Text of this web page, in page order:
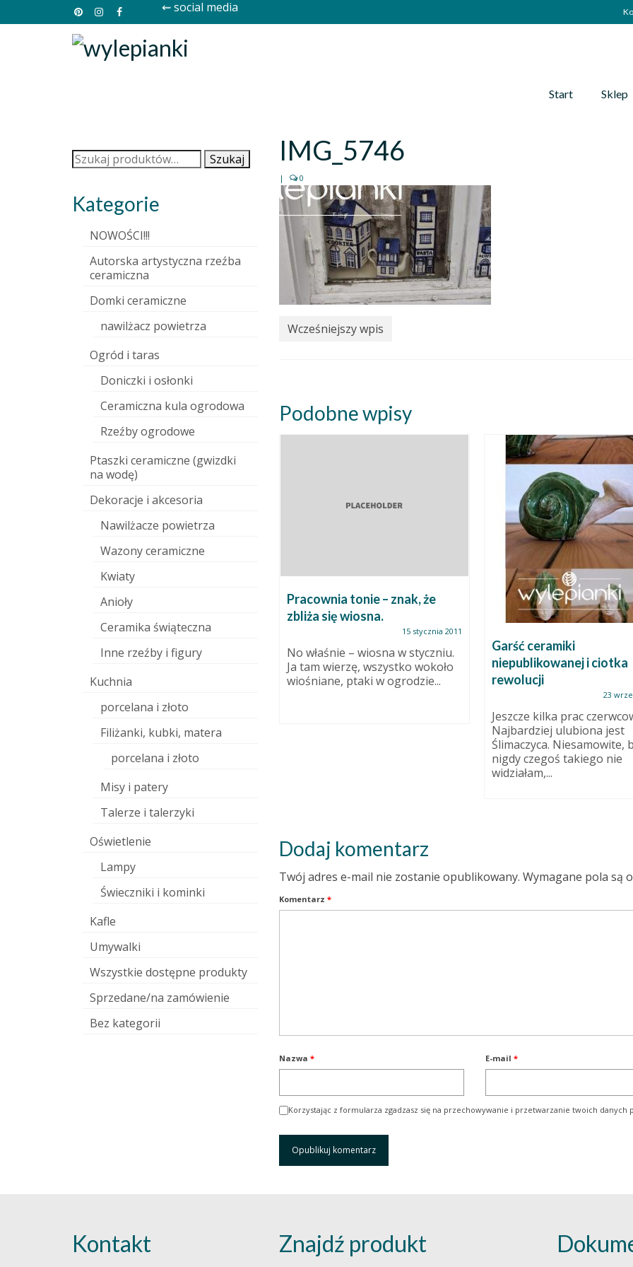
⇜ social media
Start Sklep
IMG_5746
| 0
Wcześniejszy wpis
Podobne wpisy
Wrześniowa ceramika
artystyczna. Anioły
ceramiczne, rzeźby i wazon.
Pracownia tonie – znak, że
zbliża się wiosna.
15 stycznia 2011
No właśnie – wiosna w styczniu.
Ja tam wierzę, wszystko wokoło
wiośniane, ptaki w ogrodzie...
Garść ceramiki
niepublikowanej i ciotka
rewolucji
23
Jeszcze kilka prac
Najbardziej ulubiona jest
Ślimaczyca. Niesamowite,
nigdy czegoś takiego nie
widziałam,...
Dodaj komentarz
Twój adres e-mail nie zostanie opublikowany. Wymagane pola są
Komentarz *
Nazwa * E-mail *
Korzystając z formularza zgadzasz się na przechowywanie i przetwarzanie twoich danych
Szukaj: Szukaj
Kategorie
NOWOŚCI!!!
Autorska artystyczna rzeźba
ceramiczna
Domki ceramiczne
nawilżacz powietrza
Ogród i taras
Doniczki i osłonki
Ceramiczna kula ogrodowa
Rzeźby ogrodowe
Ptaszki ceramiczne (gwizdki
na wodę)
Dekoracje i akcesoria
Nawilżacze powietrza
Wazony ceramiczne
Kwiaty
Anioły
Ceramika świąteczna
Inne rzeźby i figury
Kuchnia
porcelana i złoto
Filiżanki, kubki, matera
porcelana i złoto
Misy i patery
Talerze i talerzyki
Oświetlenie
Lampy
Świeczniki i kominki
Kafle
Umywalki
Wszystkie dostępne produkty
Sprzedane/na zamówienie
Bez kategorii
Kontakt Znajdź produkt